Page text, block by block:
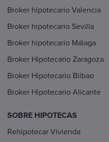
Broker hipotecario Valencia
Broker hipotecario Sevilla
Broker hipotecario Málaga
Broker Hipotecario Zaragoza
Broker Hipotecario Bilbao
Broker Hipotecario Alicante
SOBRE HIPOTECAS
Rehipotecar Vivienda